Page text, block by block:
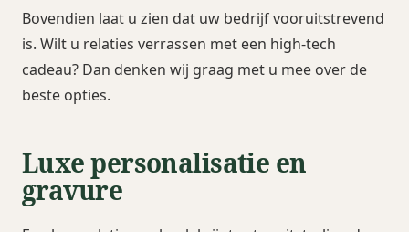
Bovendien laat u zien dat uw bedrijf vooruitstrevend
is. Wilt u relaties verrassen met een high-tech
cadeau? Dan denken wij graag met u mee over de
beste opties.
Luxe personalisatie en
gravure